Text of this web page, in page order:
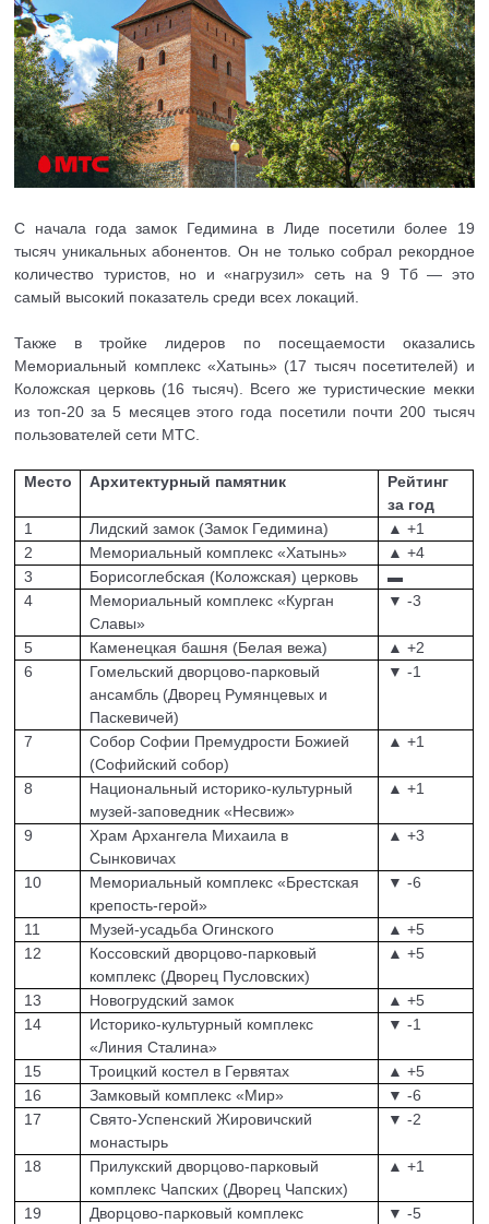
С начала года замок Гедимина в Лиде посетили более 19
тысяч уникальных абонентов. Он не только собрал рекордное
количество туристов, но и «нагрузил» сеть на 9 Тб — это
самый высокий показатель среди всех локаций.
Также в тройке лидеров по посещаемости оказались
Мемориальный комплекс «Хатынь» (17 тысяч посетителей) и
Коложская церковь (16 тысяч). Всего же туристические мекки
из топ-20 за 5 месяцев этого года посетили почти 200 тысяч
пользователей сети МТС.
Место Архитектурный памятник
Рейтинг
за год
1
Лидский замок (Замок Гедимина) ▲ +1
2
Мемориальный комплекс «Хатынь» ▲ +4
3
Борисоглебская (Коложская) церковь
▬
4
Мемориальный комплекс «Курган
Славы»
▼ -3
5 Каменецкая башня (Белая вежа) ▲ +2
6
Гомельский дворцово-парковый
ансамбль (Дворец Румянцевых и
Паскевичей)
▼ -1
7
Собор Софии Премудрости Божией
(Софийский собор)
▲ +1
8
Национальный историко-культурный
музей-заповедник «Несвиж»
▲ +1
9
Храм Архангела Михаила в
Сынковичах
▲ +3
10
Мемориальный комплекс «Брестская
крепость-герой»
▼ -6
11 Музей-усадьба Огинского
▲ +5
12
Коссовский дворцово-парковый
комплекс (Дворец Пусловских)
▲ +5
13 Новогрудский замок
▲ +5
14
Историко-культурный комплекс
«Линия Сталина»
▼ -1
15 Троицкий костел в Гервятах
▲ +5
16
Замковый комплекс «Мир»
▼ -6
17
Свято-Успенский Жировичский
монастырь
▼ -2
18
Прилукский дворцово-парковый
комплекс Чапских (Дворец Чапских)
▲ +1
19
Дворцово-парковый комплекс
▼ -5